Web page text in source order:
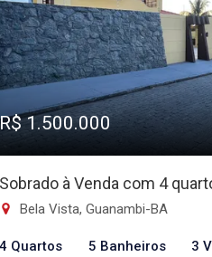
R$ 1.500.000
Sobrado à Venda com 4
Bela Vista, Guanambi-BA
4 Quartos 5 Banheiros 3